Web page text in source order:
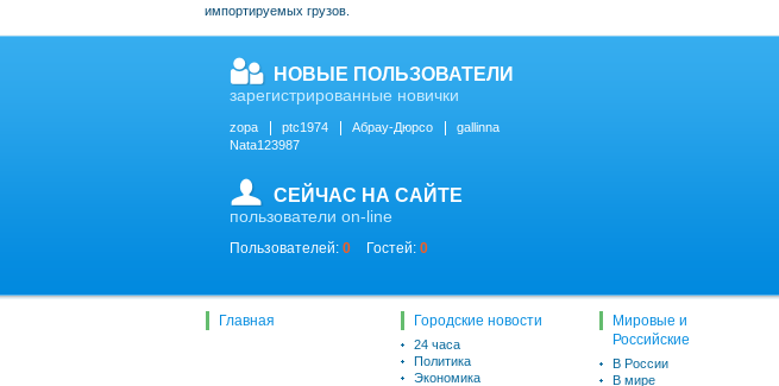
импортируемых грузов.
НОВЫЕ ПОЛЬЗОВАТЕЛИ
зарегистрированные новички
zopa ptc1974 Абрау-Дюрсо
gallinna
Nata123987
СЕЙЧАС НА САЙТЕ
пользователи on-line
Пользователей: 0 Гостей: 0
Главная Городские новости
24 часа
Политика
Экономика
Мировые и
Российские
В России
В мире